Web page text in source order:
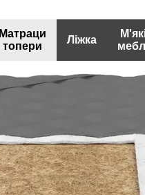
Матраци
топери
Ліжка